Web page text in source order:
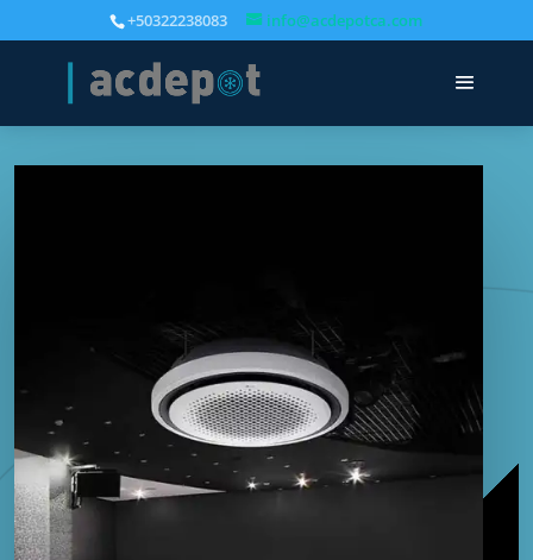
+50322238083 info@acdepotca.com